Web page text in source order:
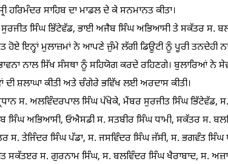
ਹਰਿਮੰਦਰ ਸਾਹਿਬ ਦਾ ਮਾਡਲ ਦੇ ਕੇ ਸਨਮਾਨਤ ਕੀਤਾ।
ਸਿੰਘ ਭਿੱਟੇਵੱਡ, ਭਾਈ ਅਜੈਬ ਸਿੰਘ ਅਭਿਆਸੀ ਤੇ ਸਕੱਤਰ ਸ.
ਹੋਏ ਇਨ੍ਹਾਂ ਮੁਲਾਜ਼ਮਾਂ ਨੇ ਆਪਣੇ ਜ਼ੁੰਮੇ ਲੱਗੀ ਡਿਊਟੀ ਨੂੰ ਪੂਰੀ
ਨਾਲ ਸਿੱਖ ਸੰਸਥਾ ਨੂੰ ਸਹਿਯੋਗ ਕਰਦੇ ਰਹਿਣਗੇ। ਬੁਲਾਰਿਆਂ ਨੇ
ਸ਼ਲਾਘਾ ਕੀਤੀ ਅਤੇ ਚੰਗੇਰੇ ਭਵਿੱਖ ਲਈ ਅਰਦਾਸ ਕੀਤੀ।
ਸ. ਅਲਵਿੰਦਰਪਾਲ ਸਿੰਘ ਪੱਖੋਕੇ, ਮੈਂਬਰ ਸੁਰਜੀਤ ਸਿੰਘ ਭਿੱਟੇਵੱਡ,
ਸਿੰਘ ਅਭਿਆਸੀ, ਓਐਸਡੀ ਸ. ਸਤਬੀਰ ਸਿੰਘ ਧਾਮੀ, ਸਕੱਤਰ ਸ.
ਸ. ਤੇਜਿੰਦਰ ਸਿੰਘ ਪੱਡਾ, ਸ. ਜਸਵਿੰਦਰ ਸਿੰਘ ਜੱਸੀ, ਸ. ਭਗਵੰਤ ਸਿੰਘ
ਸ. ਗੁਰਨਾਮ ਸਿੰਘ, ਸ. ਬਲਵਿੰਦਰ ਸਿੰਘ ਖੈਰਾਬਾਦ, ਸ.